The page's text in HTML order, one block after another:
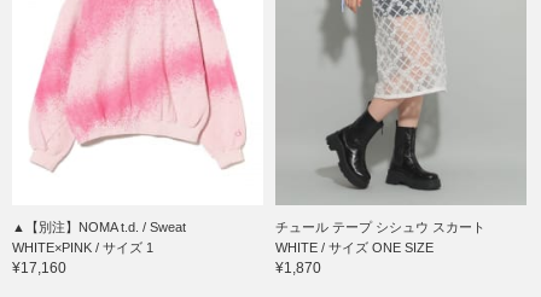
▲【別注】NOMA t.d. / Sweat
WHITE×PINK / サイズ 1
¥17,160
チュール テープ シシュウ スカート
WHITE / サイズ ONE SIZE
¥1,870